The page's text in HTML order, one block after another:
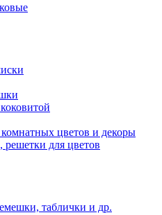
цветов и декоры
для цветов
таблички и др.